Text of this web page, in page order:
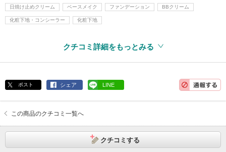
日焼け止めクリーム ベースメイク ファンデーション BBクリーム
化粧下地・コンシーラー 化粧下地
クチコミ詳細をもっとみる
ポスト シェア LINE
この商品のクチコミ一覧へ
クチコミする